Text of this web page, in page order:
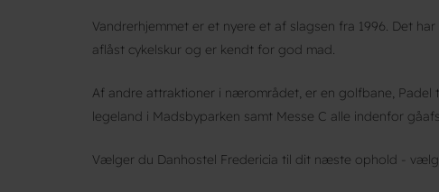
Vandrerhjemmet er et nyere et af slagsen fra 1996. Det
aflåst cykelskur og er kendt for god mad.
Af andre attraktioner i nærområdet, er en golfbane,
legeland i Madsbyparken samt Messe C alle indenfor
Vælger du Danhostel Fredericia til dit næste ophold -